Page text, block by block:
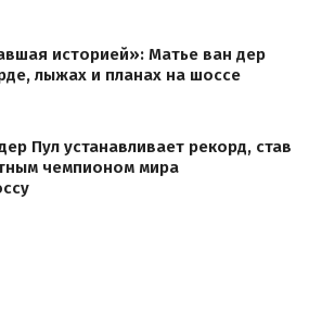
историей»: Матье ван дер
лыжах и планах на шоссе
Пул устанавливает рекорд, став
чемпионом мира